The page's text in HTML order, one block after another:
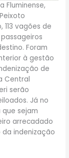
Fluminense,
vagões de
Foram
à gestão
de
Central
serão
Já no
sejam
arrecadado
indenização